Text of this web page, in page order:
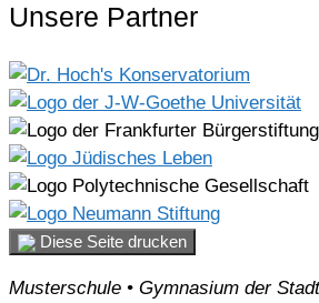
Unsere Partner
Diese Seite drucken
Musterschule • Gymnasium der